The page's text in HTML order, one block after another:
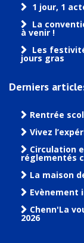
1 jour, 1
La
à venir !
Les
jours gras
Derniers
Rentrée
Vivez
Circulation
réglementés
La maison
Evènement
Chenn'La
2026